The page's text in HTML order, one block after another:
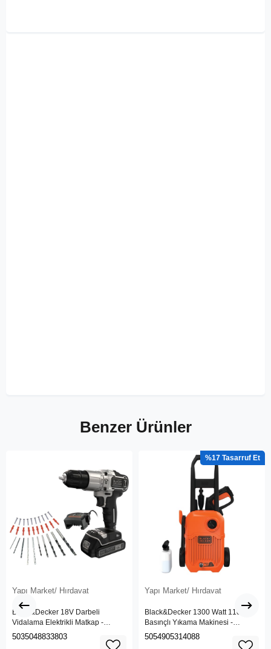
Benzer Ürünler
Yapı Market/ Hırdavat
Black&Decker 18V Darbeli
Vidalama Elektrikli Matkap -
BDCHD18SC1K-QW
5035048833803
Yapı Market/ Hırdavat
Black&Decker 1300 Watt 110 Bar
Basınçlı Yıkama Makinesi -
(BEPW1300L-QS)
5054905314088
%17